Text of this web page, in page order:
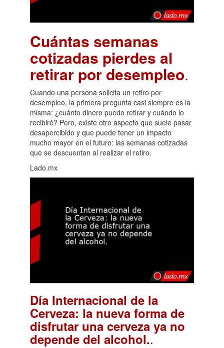
Cuántas semanas
cotizadas pierdes al
retirar por desempleo.
Cuando una persona solicita un retiro por
desempleo, la primera pregunta casi siempre es la
misma: ¿cuánto dinero puedo retirar y cuándo lo
recibiré? Pero, existe otro aspecto que suele pasar
desapercibido y que puede tener un impacto
mucho mayor en el futuro: las semanas cotizadas
que se descuentan al realizar el retiro.
Lado.mx
Día Internacional de la
Cerveza: la nueva forma de
disfrutar una cerveza ya no
depende del alcohol..